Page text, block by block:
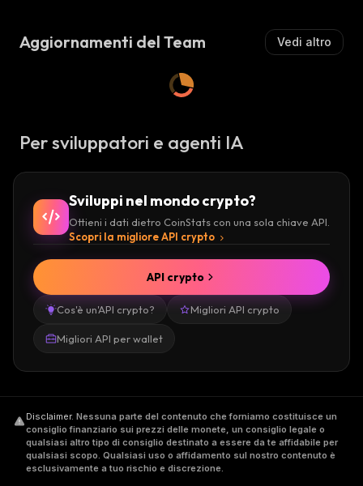
Aggiornamenti del Team Vedi altro
Per sviluppatori e agenti IA
Sviluppi nel mondo crypto?
Ottieni i dati dietro CoinStats con una sola chiave API.
Scopri la migliore API crypto
Cos'è un'API crypto? Migliori API crypto
Migliori API per wallet
API crypto
Disclaimer. Nessuna parte del contenuto che forniamo costituisce un
consiglio finanziario sui prezzi delle monete, un consiglio legale o
qualsiasi altro tipo di consiglio destinato a essere da te affidabile per
qualsiasi scopo. Qualsiasi uso o affidamento sul nostro contenuto è
esclusivamente a tuo rischio e discrezione.